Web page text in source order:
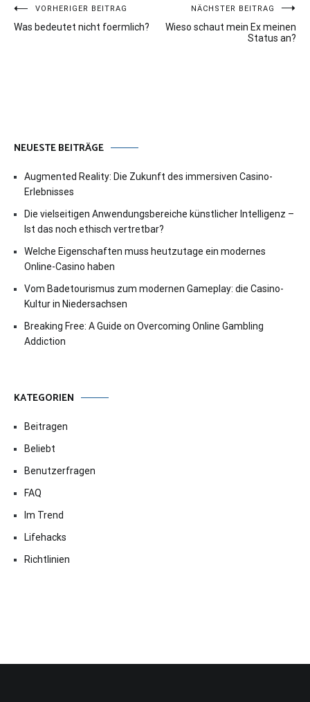
Beitragsnavigation
VORHERIGER BEITRAG
Was bedeutet nicht foermlich?
NÄCHSTER BEITRAG
Wieso schaut mein Ex meinen
Status an?
NEUESTE BEITRÄGE
Augmented Reality: Die Zukunft des immersiven Casino-
Erlebnisses
Die vielseitigen Anwendungsbereiche künstlicher Intelligenz –
Ist das noch ethisch vertretbar?
Welche Eigenschaften muss heutzutage ein modernes
Online-Casino haben
Vom Badetourismus zum modernen Gameplay: die Casino-
Kultur in Niedersachsen
Breaking Free: A Guide on Overcoming Online Gambling
Addiction
KATEGORIEN
Beitragen
Beliebt
Benutzerfragen
FAQ
Im Trend
Lifehacks
Richtlinien